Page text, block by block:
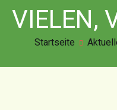
VIELEN,
Startseite